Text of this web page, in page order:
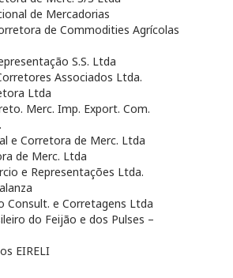
de Mercadorias
de Commodities Agrícolas
S.S. Ltda
Associados Ltda.
Ltda
Merc. Imp. Export. Com.
e Corretora de Merc. Ltda
de Merc. Ltda
e Representações Ltda.
Consult. e Corretagens Ltda
do Feijão e dos Pulses –
EIRELI